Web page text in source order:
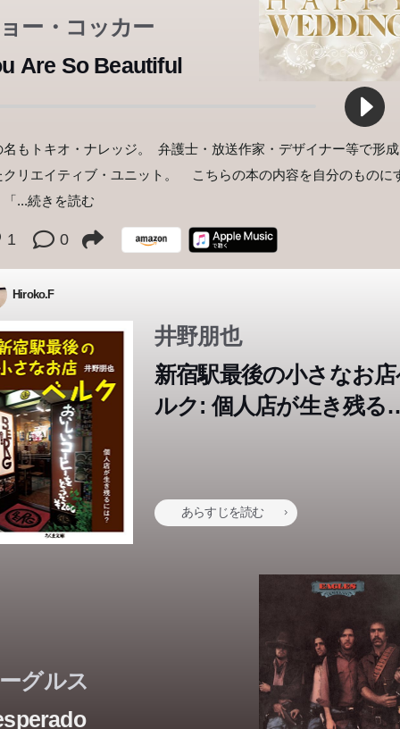
ー・コッカー
Are So Beautiful
名もトキオ・ナレッジ。 弁護士・放送作家・デザイナー等で形
クリエイティブ・ユニット。 こちらの本の内容を自分のものに
...続きを読む
1 0
Hiroko.F
井野朋也
新宿駅最後の小さなお
ルク: 個人店が生き残る
あらすじを読む
グルス